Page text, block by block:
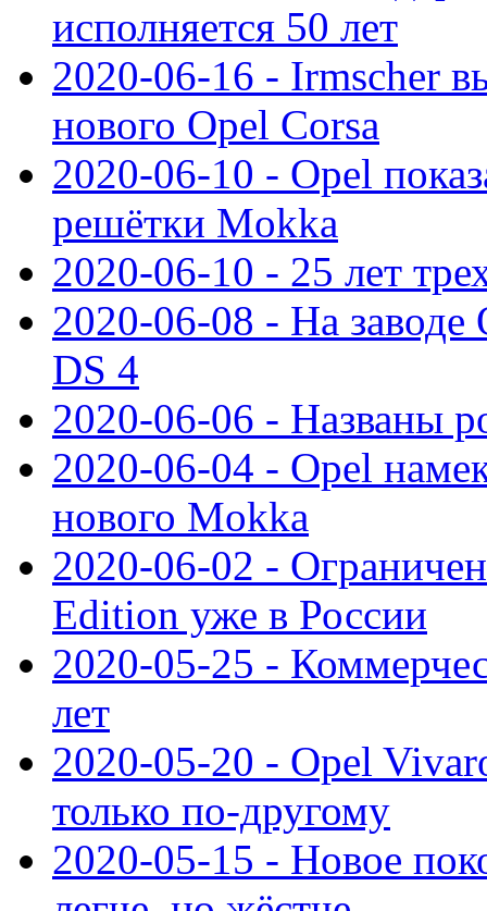
исполняется 50 лет
2020-06-16 - Irmscher
нового Opel Corsa
2020-06-10 - Opel
решётки Mokka
2020-06-10 - 25 лет
2020-06-08 - На заводе
DS 4
2020-06-06 - Названы
2020-06-04 - Opel
нового Mokka
2020-06-02 -
Edition уже в России
2020-05-25 -
лет
2020-05-20 - Opel
только по-другому
2020-05-15 - Новое